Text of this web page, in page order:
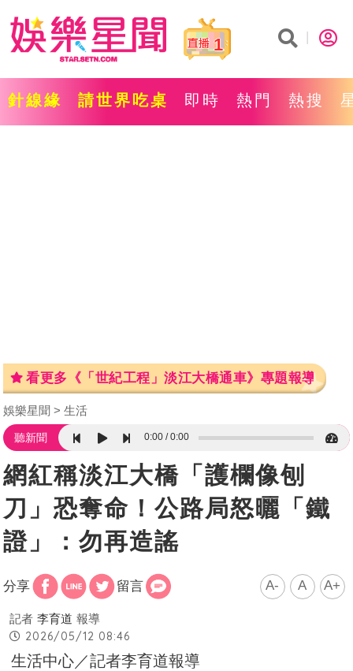
1
針線緣 請世界吃桌 即時 熱門 熱搜
看更多《「世紀工程」淡江大橋通車》專題報導
娛樂星聞 生活
聽新聞 0:00 0:00
網紅稱淡江大橋「護欄像刨
刀」恐奪命！公路局怒曬「鐵
證」：勿再造謠
分享 留言 A- A A+
記者 李育道 報導
2026/05/12 08:46
生活中心／記者李育道報導